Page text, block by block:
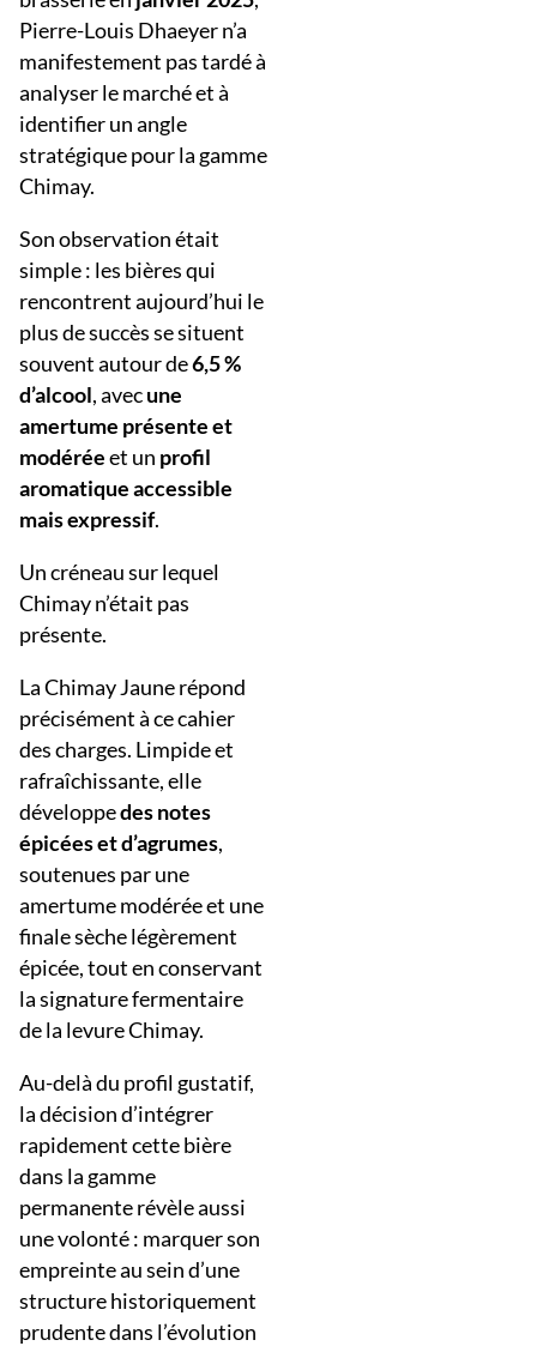
Pierre-Louis Dhaeyer n’a
manifestement pas tardé à
analyser le marché et à
identifier un angle
stratégique pour la gamme
Chimay.
Son observation était
simple : les bières qui
rencontrent aujourd’hui le
plus de succès se situent
souvent autour de6,5 %
d’alcool, avecune
amertume présente et
modéréeet un profil
aromatique accessible
mais expressif.
Un créneau sur lequel
Chimay n’était pas
présente.
La Chimay Jaune répond
précisément à ce cahier
des charges. Limpide et
rafraîchissante, elle
développedes notes
épicées et d’agrumes,
soutenues par une
amertume modérée et une
finale sèche légèrement
épicée, tout en conservant
la signature fermentaire
de la levure Chimay.
Au-delà du profil gustatif,
la décision d’intégrer
rapidement cette bière
dans la gamme
permanente révèle aussi
une volonté : marquer son
empreinte au sein d’une
structure historiquement
prudente dans l’évolution